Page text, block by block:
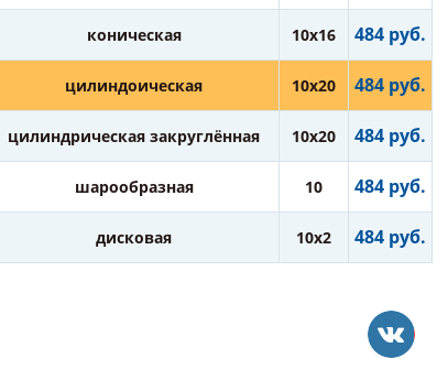
коническая 10х16 484 руб.
цилиндоическая 10х20 484 руб.
цилиндрическая закруглённая 10х20 484 руб.
шарообразная 10 484 руб.
дисковая 10х2 484 руб.